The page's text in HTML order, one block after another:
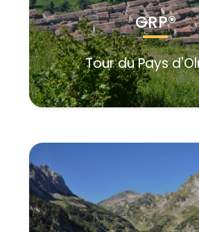
GRP®
Tour du Pays